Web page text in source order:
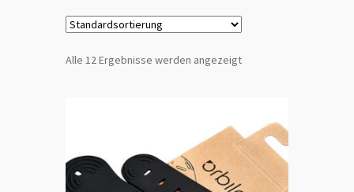
Alle 12 Ergebnisse werden angezeigt